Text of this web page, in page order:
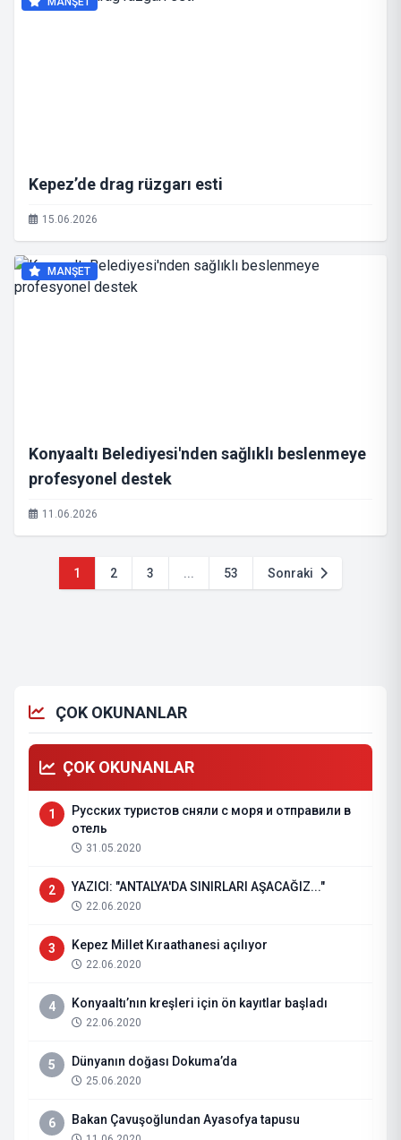
Kepez’de drag rüzgarı esti
15.06.2026
MANŞET
Konyaaltı Belediyesi'nden sağlıklı beslenmeye
profesyonel destek
11.06.2026
1 2 3 ... 53 Sonraki
ÇOK OKUNANLAR
ÇOK OKUNANLAR
1
Русских туристов сняли с моря и отправили в
отель
31.05.2020
2 YAZICI: "ANTALYA'DA SINIRLARI AŞACAĞIZ..."
22.06.2020
3 Kepez Millet Kıraathanesi açılıyor
22.06.2020
4 Konyaaltı’nın kreşleri için ön kayıtlar başladı
22.06.2020
5 Dünyanın doğası Dokuma’da
25.06.2020
6 Bakan Çavuşoğlundan Ayasofya tapusu